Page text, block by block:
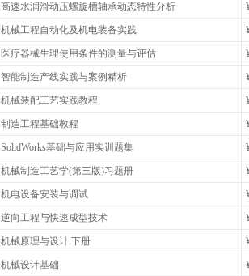
高速水润滑动压螺旋槽轴承动态特性分析
机械工程自动化及机电装备实践
医疗器械生理使用条件的测量与评估
智能制造产线实践与案例精析
机械装配工艺实践教程
制造工程基础教程
SolidWorks基础与应用实训题集
机械制造工艺学(第三版)习题册
机电设备安装与调试
逆向工程与快速成型技术
机械原理与设计:下册
机械设计基础